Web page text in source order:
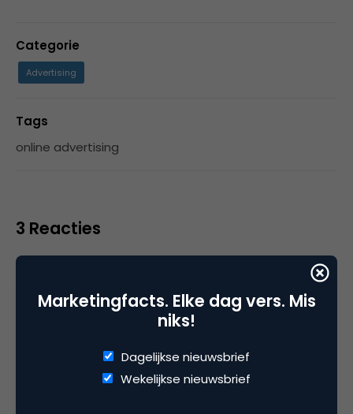
Categorie
Advertising
Tags
online advertising
3 Reacties
Peter
Ben bijna in slaap gevallen…
Marketingfacts. Elke dag vers. Mis
niks!
Dagelijkse nieuwsbrief
Wekelijkse nieuwsbrief